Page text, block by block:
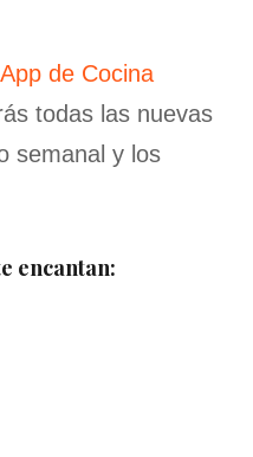
de Cocina
todas las nuevas
semanal y los
encantan: